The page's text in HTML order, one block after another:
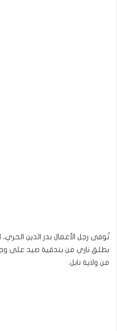
بطلق ناري من بندقية صيد على
من ولاية نابل.